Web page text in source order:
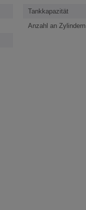
Tankkapazität
Anzahl an Zylindern